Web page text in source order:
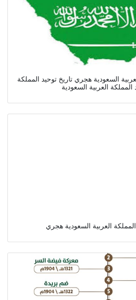
السعودية هجري تاريخ توحيد المملكة
المملكة العربية السعودية
العربية السعودية هجري